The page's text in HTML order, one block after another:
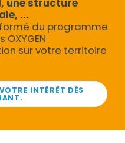
une structure
...
du programme
sur votre territoire
INTÉRÊT DÈS